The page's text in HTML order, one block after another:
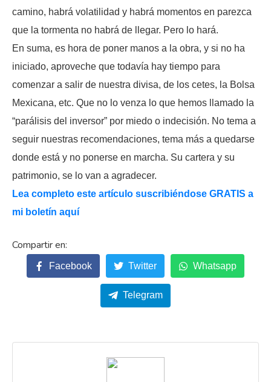
camino, habrá volatilidad y habrá momentos en parezca
que la tormenta no habrá de llegar. Pero lo hará.
En suma, es hora de poner manos a la obra, y si no ha
iniciado, aproveche que todavía hay tiempo para
comenzar a salir de nuestra divisa, de los cetes, la Bolsa
Mexicana, etc. Que no lo venza lo que hemos llamado la
“parálisis del inversor” por miedo o indecisión. No tema a
seguir nuestras recomendaciones, tema más a quedarse
donde está y no ponerse en marcha. Su cartera y su
patrimonio, se lo van a agradecer.
Lea completo este artículo suscribiéndose GRATIS a
mi boletín aquí
Facebook Twitter Whatsapp
Telegram